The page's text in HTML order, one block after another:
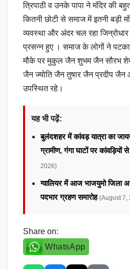
त्रिपाठी व उनके पापा ने मंदिर की
कितनी छोटी से समाज में इतनी बड़ी
व्यवस्था और अंदर चल रहा
प्रसन्न हुए । समाज के लोगों ने पटका
मौके पर मुकुल जैन शुभम जैन सौरभ
जैन ज्योति जैन तुषार जैन प्रदीप
उपस्थित रहे।
यह भी पढ़ें:
बुलंदशहर में कांवड़ यात्रा का
ग्रामीण, गंगा घाटों पर कांवड़ियों
2026)
ग्वालियर में आज भाजयुमो जिला
पदभार ग्रहण समारोह (August 7,
Share on:
WhatsApp